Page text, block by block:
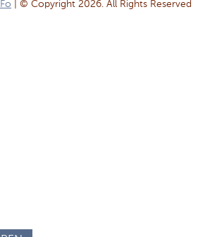
| © Copyright 2026. All Rights Reserved